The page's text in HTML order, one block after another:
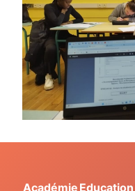
Académie Education